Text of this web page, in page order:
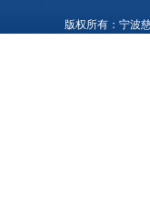
版权所有：宁波